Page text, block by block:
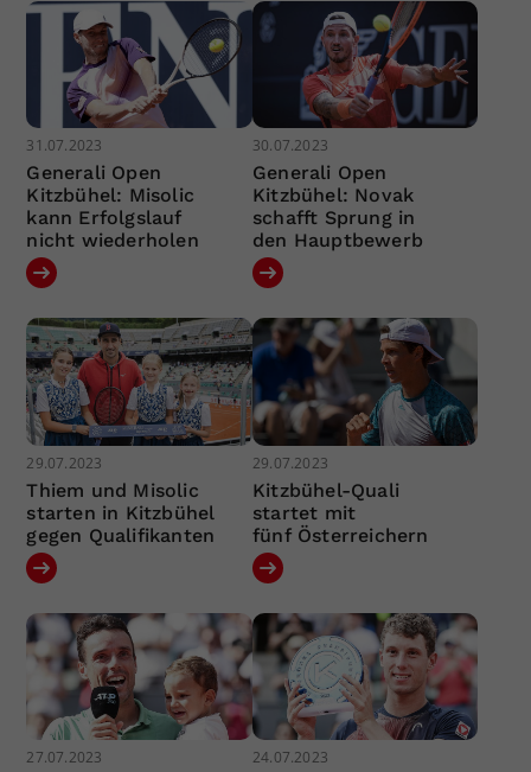
31.07.2023
Generali Open
Kitzbühel: Misolic
kann Erfolgslauf
nicht wiederholen
30.07.2023
Generali Open
Kitzbühel: Novak
schafft Sprung in
den Hauptbewerb
29.07.2023
Thiem und Misolic
starten in Kitzbühel
gegen Qualifikanten
29.07.2023
Kitzbühel-Quali
startet mit
fünf Österreichern
27.07.2023 24.07.2023